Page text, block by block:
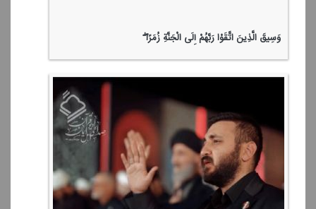
وَسِیقَ الَّذِینَ اتَّقَوْا رَبَّهُمْ إِلَی الْجَنَّةِ زُمَرًا ۖ